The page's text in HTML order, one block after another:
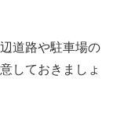
道路や駐車場の
しておきましょ